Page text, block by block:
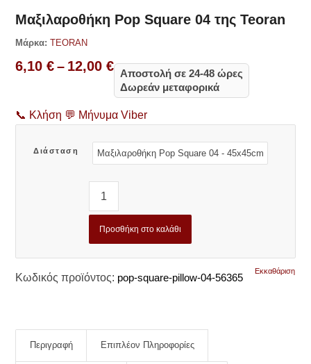
Μαξιλαροθήκη Pop Square 04 της Teoran
Μάρκα: TEORAN
6,10€ – 12,00€Price
range:
6,10 €
through
Αποστολή σε 24-48 ώρες
Δωρεάν μεταφορικά
📞 Κλήση 💬 Μήνυμα Viber
Διάσταση
Εκκαθάριση
Προσθήκη στο καλάθι
Κωδικός προϊόντος: pop-square-pillow-04-56365
Περιγραφή Επιπλέον Πληροφορίες